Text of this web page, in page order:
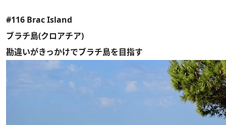
#116 Brac Island
ブラチ島(クロアチア)
勘違いがきっかけでブラチ島を目指す